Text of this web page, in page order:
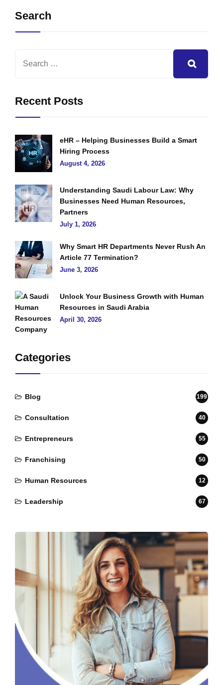
Search
Recent Posts
eHR – Helping Businesses Build a Smart
Hiring Process
August 4, 2026
Understanding Saudi Labour Law: Why
Businesses Need Human Resources,
Partners
July 1, 2026
Why Smart HR Departments Never Rush An
Article 77 Termination?
June 3, 2026
Unlock Your Business Growth with Human
Resources in Saudi Arabia
April 30, 2026
Categories
Blog 199
Consultation 40
Entrepreneurs 55
Franchising 50
Human Resources 12
Leadership 67